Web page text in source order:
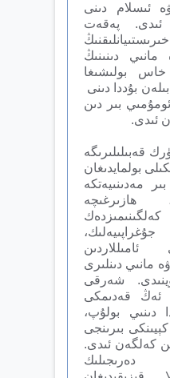
ئىسلام دىنى
ئىدى. پەقەت
دىنىنىڭ
خاس بولىشىغا
بۇددا دىنى
بىر دىن
ئىدى.
قەبىلىلىرىگە
بولمايدىغان
مەدىنىيەتكە
ھازىرغىچە
ئامىللاردىن
مانىي دىنلىرى
شەرقى
ئەڭ قەدىمكى
دىنىي بولۇپ،
بىرىنجى
كەلگەن ئىدى.
دەرىجىلىك